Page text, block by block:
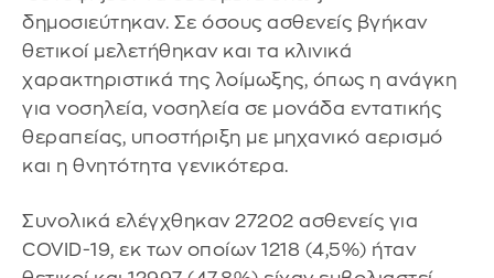
δημοσιεύτηκαν. Σε όσους ασθενείς βγήκαν
θετικοί μελετήθηκαν και τα κλινικά
χαρακτηριστικά της λοίμωξης, όπως η ανάγκη
για νοσηλεία, νοσηλεία σε μονάδα εντατικής
θεραπείας, υποστήριξη με μηχανικό αερισμό
και η θνητότητα γενικότερα.
Συνολικά ελέγχθηκαν 27202 ασθενείς για
COVID-19, εκ των οποίων 1218 (4,5%) ήταν